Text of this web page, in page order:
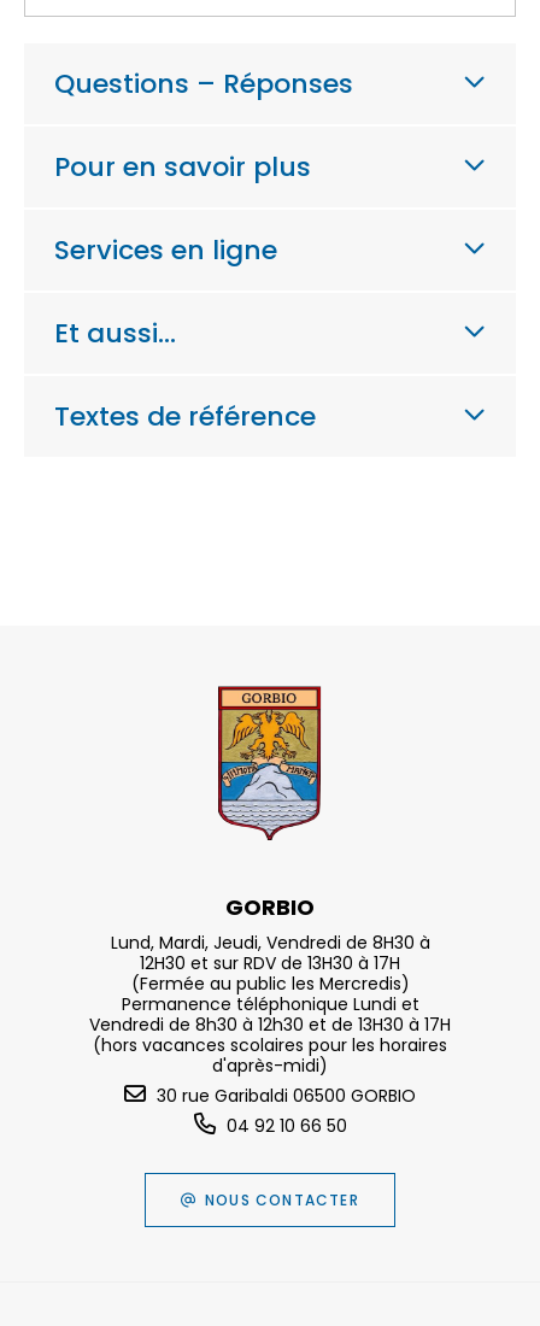
Questions – Réponses
Pour en savoir plus
Services en ligne
Et aussi…
Textes de référence
GORBIO
Lund, Mardi, Jeudi, Vendredi de 8H30 à
12H30 et sur RDV de 13H30 à 17H
(Fermée au public les Mercredis)
Permanence téléphonique Lundi et
Vendredi de 8h30 à 12h30 et de 13H30 à 17H
(hors vacances scolaires pour les horaires
d'après-midi)
30 rue Garibaldi 06500 GORBIO
04 92 10 66 50
NOUS CONTACTER